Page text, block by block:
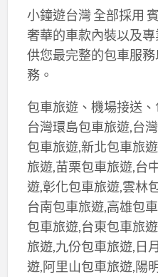
小鐘遊台灣 全部採用
奢華的車款內裝以及
供您最完整的包車服
務。
包車旅遊、機場接送
台灣環島包車旅遊,台
包車旅遊,新北包車旅
旅遊,苗栗包車旅遊,台
遊,彰化包車旅遊,雲林
台南包車旅遊,高雄包
包車旅遊,台東包車旅
旅遊,九份包車旅遊,日
遊,阿里山包車旅遊,陽